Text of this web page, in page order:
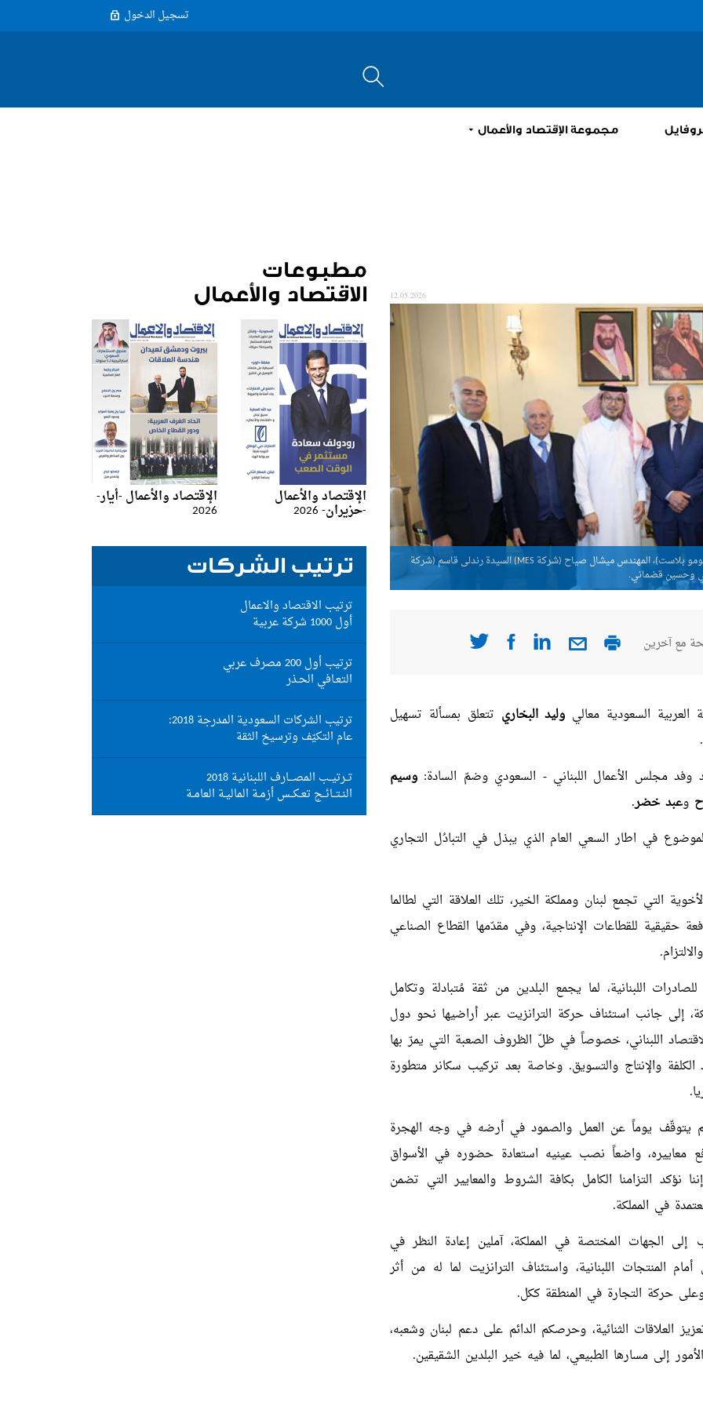
تسجيل الدخول
مجموعة الإقتصاد والأعمال
12.05.2026
السفير بخاري يتوسط من اليمين: المهندس وسيم رياشي (مصانع سومو بلاست)، المهندس ميشال صياح (شركة MES) السيدة رندلى قاسم (شركة
وحسين قضماني.
بندابلاست) المهندس عبد خضر (كونسروة شتورة)، ورؤوف أبو زكي وحسين قضماني.
مع آخرين
السعودية معالي وليد البخاري تتعلق بمسألة تسهيل
مجلس الأعمال اللبناني - السعودي وضمّ السادة: وسيم
وعبد خضر.
في اطار السعي العام الذي يبذل في التبادُل التجاري
التي تجمع لبنان ومملكة الخير، تلك العلاقة التي لطالما
حقيقية للقطاعات الإنتاجية، وفي مقدّمها القطاع الصناعي
اللبنانية، لما يجمع البلدين من ثقة مُتبادلة وتكامل
إلى جانب استئناف حركة الترانزيت عبر أراضيها نحو دول
اللبناني، خصوصاً في ظلّ الظروف الصعبة التي يمرّ بها
والإنتاج والتسويق. وخاصة بعد تركيب سكانر متطورة
لم يتوقّف يوماً عن العمل والصمود في أرضه في وجه الهجرة
معاييره، واضعاً نصب عينيه استعادة حضوره في الأسواق
نؤكد التزامنا الكامل بكافة الشروط والمعايير التي تضمن
في المملكة.
الجهات المختصة في المملكة، آملين إعادة النظر في
المنتجات اللبنانية، واستئناف الترانزيت لما له من أثر
حركة التجارة في المنطقة ككل.
العلاقات الثنائية، وحرصكم الدائم على دعم لبنان وشعبه،
إلى مسارها الطبيعي، لما فيه خير البلدين الشقيقين.
مطبوعات
الاقتصاد والأعمال
الإقتصاد والأعمال
-حزيران- 2026
الإقتصاد والأعمال -أيار-
2026
ترتيب الشركات
ترتيب الاقتصاد والاعمال
أول 1000 شركة عربية
ترتيب أول 200 مصرف عربي
التعـافي الحـذر
ترتيب الشركات السعودية المدرجة 2018:
عام التكيّف وترسيخ الثقة
تــرتيــب المصـــارف اللبنانية 2018
النـتــائــج تعـكــس أزمـة الماليـة العامـة